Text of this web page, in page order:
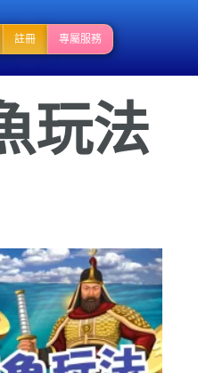
註冊 專屬服務
玩法